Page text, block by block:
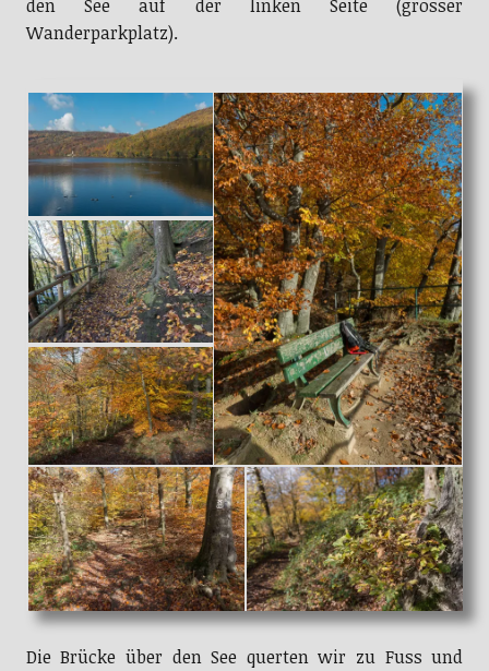
den See auf der linken Seite (grosser
Wanderparkplatz).
Die Brücke über den See querten wir zu Fuss und